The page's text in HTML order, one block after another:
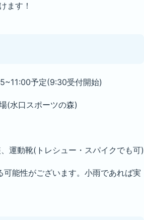
ます！
予定(9:30受付開始)
(水口スポーツの森)
運動靴(トレシュー・スパイクでも可)
可能性がございます。小雨であれば実